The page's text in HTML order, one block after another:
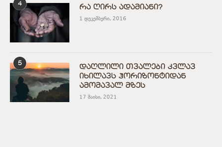
4
რა ღირს ადამიანი?
1 დეკემბერი, 2016
5
დაღლილი თვალები კვლავ
იხილავს ჰორიზონტიდან
ამომავალ მზეს
17 მაისი, 2021